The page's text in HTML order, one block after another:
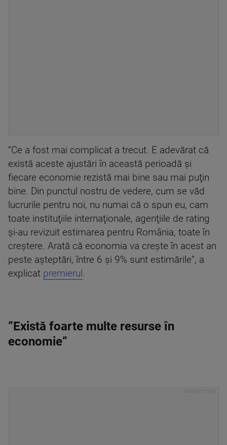
“Ce a fost mai complicat a trecut. E adevărat că
există aceste ajustări în această perioadă şi
fiecare economie rezistă mai bine sau mai puţin
bine. Din punctul nostru de vedere, cum se văd
lucrurile pentru noi, nu numai că o spun eu, cam
toate instituţiile internaţionale, agenţiile de rating
şi-au revizuit estimarea pentru România, toate în
creştere. Arată că economia va creşte în acest an
peste aşteptări, între 6 şi 9% sunt estimările”, a
explicat premierul .
”Există foarte multe resurse în
economie”